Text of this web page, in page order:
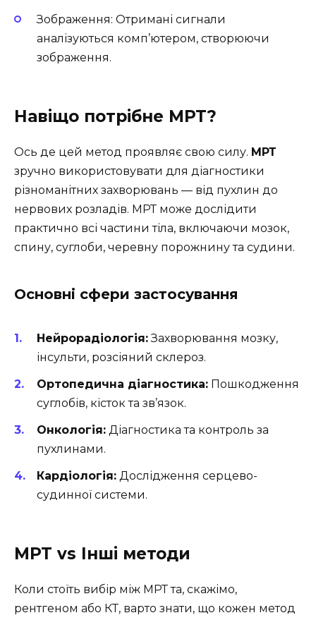
Зображення: Отримані сигнали
аналізуються комп’ютером, створюючи
зображення.
Навіщо потрібне МРТ?
Ось де цей метод проявляє свою силу. МРТ
зручно використовувати для діагностики
різноманітних захворювань — від пухлин до
нервових розладів. МРТ може дослідити
практично всі частини тіла, включаючи мозок,
спину, суглоби, черевну порожнину та судини.
Основні сфери застосування
Нейрорадіологія:Захворювання мозку,
інсульти, розсіяний склероз.
Ортопедична діагностика: Пошкодження
суглобів, кісток та зв’язок.
Онкологія: Діагностика та контроль за
пухлинами.
Кардіологія: Дослідження серцево-
судинної системи.
МРТ vs Інші методи
Коли стоїть вибір між МРТ та, скажімо,
рентгеном або КТ, варто знати, що кожен метод